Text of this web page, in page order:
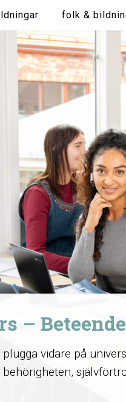
folk &
–
vidare på
behörigheten,